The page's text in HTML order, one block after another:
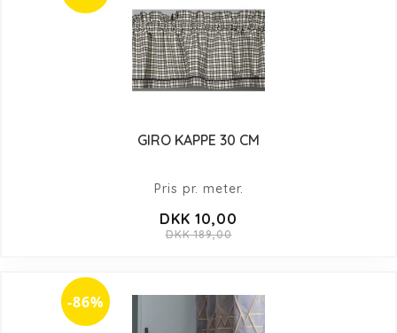
GIRO KAPPE 30 CM
Pris pr. meter.
DKK 10,00
DKK 189,00
-86%